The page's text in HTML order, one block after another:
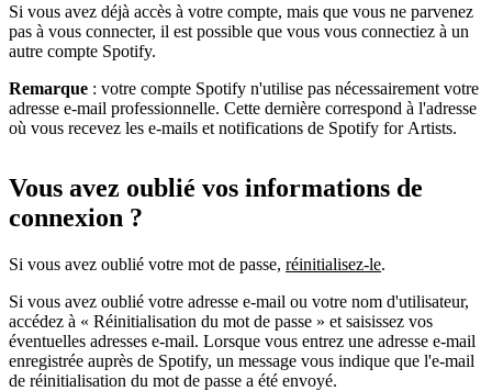
Si vous avez déjà accès à votre compte, mais que vous ne parvenez
pas à vous connecter, il est possible que vous vous connectiez à un
autre compte Spotify.
Remarque : votre compte Spotify n'utilise pas nécessairement votre
adresse e-mail professionnelle. Cette dernière correspond à l'adresse
où vous recevez les e-mails et notifications de Spotify for Artists.
Vous avez oublié vos informations de
connexion ?
Si vous avez oublié votre mot de passe, réinitialisez-le.
Si vous avez oublié votre adresse e-mail ou votre nom d'utilisateur,
accédez à « Réinitialisation du mot de passe » et saisissez vos
éventuelles adresses e-mail. Lorsque vous entrez une adresse e-mail
enregistrée auprès de Spotify, un message vous indique que l'e-mail
de réinitialisation du mot de passe a été envoyé.